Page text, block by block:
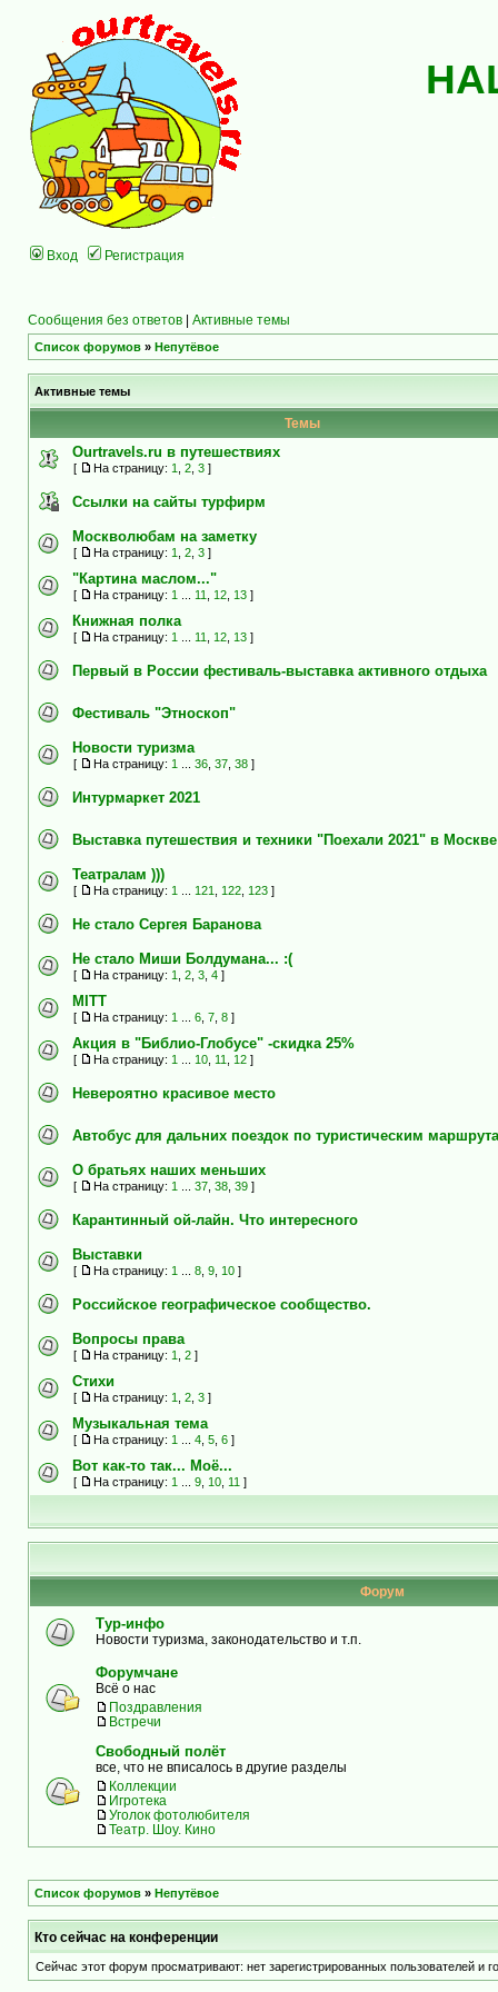
Вход Регистрация
Сообщения без ответов | Активные темы
Список форумов » Непутёвое
Активные темы
Темы
Ourtravels.ru в путешествиях
[ На страницу: 1 2 3 ]
Ссылки на сайты турфирм
Москволюбам на заметку
[ На страницу: 1 2 3 ]
"Картина маслом..."
[ На страницу: 1 11 12 13 ]
Книжная полка
[ На страницу: 1 11 12 13 ]
Первый в России фестиваль-выставка активного отдыха
Фестиваль "Этноскоп"
Новости туризма
[ На страницу: 1 36 37 38 ]
Интурмаркет 2021
Выставка путешествия и техники "Поехали 2021" в Москве
Театралам )))
[ На страницу: 1 121 122 123 ]
Не стало Сергея Баранова
Не стало Миши Болдумана... :(
[ На страницу: 1 2 3 4 ]
MITT
[ На страницу: 1 6 7 8 ]
Акция в "Библио-Глобусе" -скидка 25%
[ На страницу: 1 10 11 12 ]
Невероятно красивое место
Автобус для дальних поездок по туристическим
О братьях наших меньших
[ На страницу: 1 37 38 39 ]
Карантинный ой-лайн. Что интересного
Выставки
[ На страницу: 1 8 9 10 ]
Российское географическое сообщество.
Вопросы права
[ На страницу: 1 2 ]
Стихи
[ На страницу: 1 2 3 ]
Музыкальная тема
[ На страницу: 1 4 5 6 ]
Вот как-то так... Моё...
[ На страницу: 1 9 10 11 ]
Форум
Тур-инфо
Новости туризма, законодательство и т.п.
Форумчане
Всё о нас
Поздравления
Встречи
Свободный полёт
все, что не вписалось в другие разделы
Коллекции
Игротека
Уголок фотолюбителя
Театр. Шоу. Кино
Список форумов » Непутёвое
Кто сейчас на конференции
Сейчас этот форум просматривают: нет зарегистрированных пользователей и